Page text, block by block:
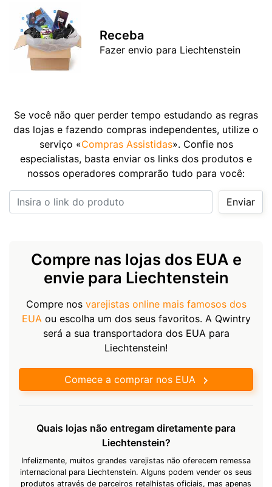
Receba
Fazer envio para Liechtenstein
Se você não quer perder tempo estudando as regras
das lojas e fazendo compras independentes, utilize o
serviço «Compras Assistidas». Confie nos
especialistas, basta enviar os links dos produtos e
nossos operadores comprarão tudo para você:
Insira o link do produto
Enviar
Compre nas lojas dos EUA e
envie para Liechtenstein
Compre nos varejistas online mais famosos dos
EUAou escolha um dos seus favoritos. A Qwintry
será a sua transportadora dos EUA para
Liechtenstein!
Comece a comprar nos EUA
Quais lojas não entregam diretamente para
Liechtenstein?
Infelizmente, muitos grandes varejistas não oferecem remessa
internacional para Liechtenstein. Alguns podem vender os seus
produtos através de parceiros retalhistas oficiais, mas apenas